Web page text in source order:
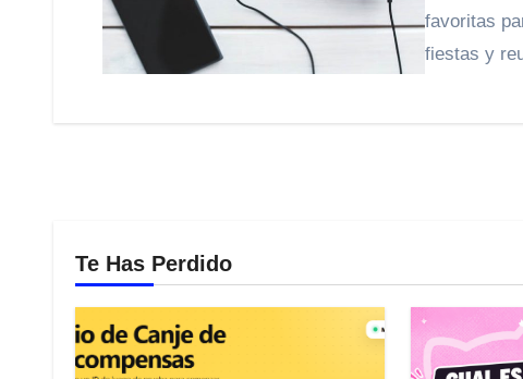
favoritas
fiestas y
Te Has Perdido